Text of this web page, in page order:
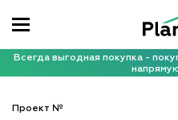
Всегда выгодная покупка -
Проект №